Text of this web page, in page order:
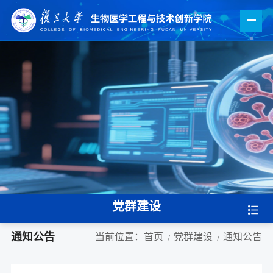
党群建设
通知公告 当前位置： 首页 党群建设 通知公告